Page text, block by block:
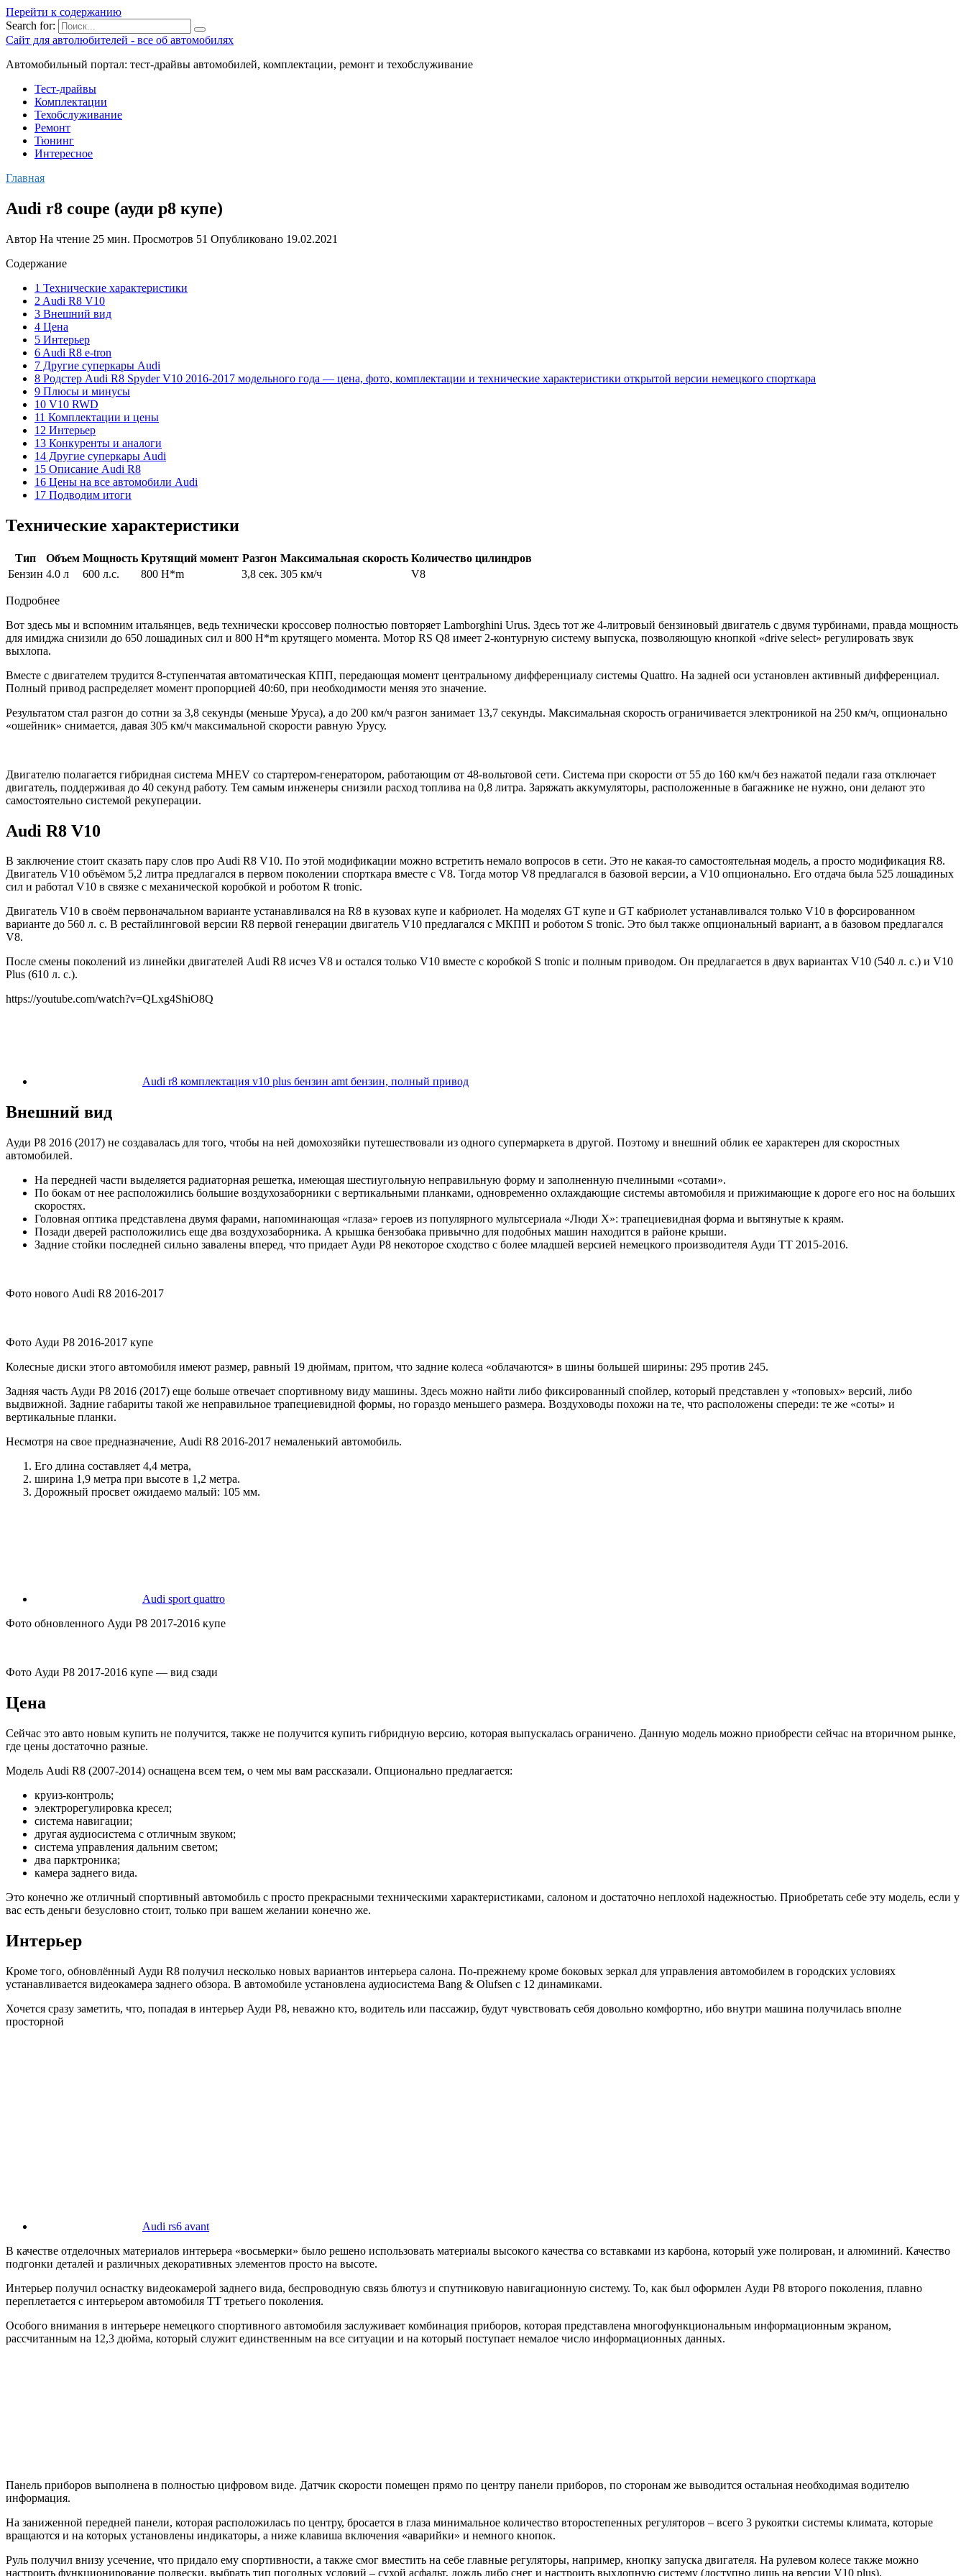
Перейти к содержанию
Search for:
Сайт для автолюбителей - все об автомобилях
Автомобильный портал: тест-драйвы автомобилей, комплектации, ремонт и техобслуживание
Тест-драйвы
Комплектации
Техобслуживание
Ремонт
Тюнинг
Интересное
Главная
Audi r8 coupe (ауди р8 купе)
Автор На чтение 25 мин. Просмотров 51 Опубликовано 19.02.2021
Содержание
1 Технические характеристики
2 Audi R8 V10
3 Внешний вид
4 Цена
5 Интерьер
6 Audi R8 e-tron
7 Другие суперкары Audi
8 Родстер Audi R8 Spyder V10 2016-2017 модельного года — цена, фото, комплектации и технические характеристики открытой версии немецкого спорткара
9 Плюсы и минусы
10 V10 RWD
11 Комплектации и цены
12 Интерьер
13 Конкуренты и аналоги
14 Другие суперкары Audi
15 Описание Audi R8
16 Цены на все автомобили Audi
17 Подводим итоги
Технические характеристики
Тип Объем Мощность Крутящий момент Разгон Максимальная скорость Количество цилиндров
Бензин 4.0 л 600 л.с. 800 H*m 3,8 сек. 305 км/ч V8
Подробнее
Вот здесь мы и вспомним итальянцев, ведь технически кроссовер полностью повторяет Lamborghini Urus. Здесь тот же 4-литровый бензиновый двигатель с двумя турбинами, правда мощность
для имиджа снизили до 650 лошадиных сил и 800 H*m крутящего момента. Мотор RS Q8 имеет 2-контурную систему выпуска, позволяющую кнопкой «drive select» регулировать звук
выхлопа.
Вместе с двигателем трудится 8-ступенчатая автоматическая КПП, передающая момент центральному дифференциалу системы Quattro. На задней оси установлен активный дифференциал.
Полный привод распределяет момент пропорцией 40:60, при необходимости меняя это значение.
Результатом стал разгон до сотни за 3,8 секунды (меньше Уруса), а до 200 км/ч разгон занимает 13,7 секунды. Максимальная скорость ограничивается электроникой на 250 км/ч, опционально
«ошейник» снимается, давая 305 км/ч максимальной скорости равную Урусу.
Двигателю полагается гибридная система MHEV со стартером-генератором, работающим от 48-вольтовой сети. Система при скорости от 55 до 160 км/ч без нажатой педали газа отключает
двигатель, поддерживая до 40 секунд работу. Тем самым инженеры снизили расход топлива на 0,8 литра. Заряжать аккумуляторы, расположенные в багажнике не нужно, они делают это
самостоятельно системой рекуперации.
Audi R8 V10
В заключение стоит сказать пару слов про Audi R8 V10. По этой модификации можно встретить немало вопросов в сети. Это не какая-то самостоятельная модель, а просто модификация R8.
Двигатель V10 объёмом 5,2 литра предлагался в первом поколении спорткара вместе с V8. Тогда мотор V8 предлагался в базовой версии, а V10 опционально. Его отдача была 525 лошадиных
сил и работал V10 в связке с механической коробкой и роботом R tronic.
Двигатель V10 в своём первоначальном варианте устанавливался на R8 в кузовах купе и кабриолет. На моделях GT купе и GT кабриолет устанавливался только V10 в форсированном
варианте до 560 л. с. В рестайлинговой версии R8 первой генерации двигатель V10 предлагался с МКПП и роботом S tronic. Это был также опциональный вариант, а в базовом предлагался
V8.
После смены поколений из линейки двигателей Audi R8 исчез V8 и остался только V10 вместе с коробкой S tronic и полным приводом. Он предлагается в двух вариантах V10 (540 л. с.) и V10
Plus (610 л. с.).
https://youtube.com/watch?v=QLxg4ShiO8Q
Audi r8 комплектация v10 plus бензин amt бензин, полный привод
Внешний вид
Ауди Р8 2016 (2017) не создавалась для того, чтобы на ней домохозяйки путешествовали из одного супермаркета в другой. Поэтому и внешний облик ее характерен для скоростных
автомобилей.
На передней части выделяется радиаторная решетка, имеющая шестиугольную неправильную форму и заполненную пчелиными «сотами».
По бокам от нее расположились большие воздухозаборники с вертикальными планками, одновременно охлаждающие системы автомобиля и прижимающие к дороге его нос на больших
скоростях.
Головная оптика представлена двумя фарами, напоминающая «глаза» героев из популярного мультсериала «Люди Х»: трапециевидная форма и вытянутые к краям.
Позади дверей расположились еще два воздухозаборника. А крышка бензобака привычно для подобных машин находится в районе крыши.
Задние стойки последней сильно завалены вперед, что придает Ауди Р8 некоторое сходство с более младшей версией немецкого производителя Ауди ТТ 2015-2016.
Фото нового Audi R8 2016-2017
Фото Ауди Р8 2016-2017 купе
Колесные диски этого автомобиля имеют размер, равный 19 дюймам, притом, что задние колеса «облачаются» в шины большей ширины: 295 против 245.
Задняя часть Ауди Р8 2016 (2017) еще больше отвечает спортивному виду машины. Здесь можно найти либо фиксированный спойлер, который представлен у «топовых» версий, либо
выдвижной. Задние габариты такой же неправильное трапециевидной формы, но гораздо меньшего размера. Воздуховоды похожи на те, что расположены спереди: те же «соты» и
вертикальные планки.
Несмотря на свое предназначение, Аudi R8 2016-2017 немаленький автомобиль.
Его длина составляет 4,4 метра,
ширина 1,9 метра при высоте в 1,2 метра.
Дорожный просвет ожидаемо малый: 105 мм.
Audi sport quattro
Фото обновленного Ауди Р8 2017-2016 купе
Фото Ауди Р8 2017-2016 купе — вид сзади
Цена
Сейчас это авто новым купить не получится, также не получится купить гибридную версию, которая выпускалась ограничено. Данную модель можно приобрести сейчас на вторичном рынке,
где цены достаточно разные.
Модель Audi R8 (2007-2014) оснащена всем тем, о чем мы вам рассказали. Опционально предлагается:
круиз-контроль;
электрорегулировка кресел;
система навигации;
другая аудиосистема с отличным звуком;
система управления дальним светом;
два парктроника;
камера заднего вида.
Это конечно же отличный спортивный автомобиль с просто прекрасными техническими характеристиками, салоном и достаточно неплохой надежностью. Приобретать себе эту модель, если у
вас есть деньги безусловно стоит, только при вашем желании конечно же.
Интерьер
Кроме того, обновлённый Ауди R8 получил несколько новых вариантов интерьера салона. По-прежнему кроме боковых зеркал для управления автомобилем в городских условиях
устанавливается видеокамера заднего обзора. В автомобиле установлена аудиосистема Bang & Olufsen с 12 динамиками.
Хочется сразу заметить, что, попадая в интерьер Ауди Р8, неважно кто, водитель или пассажир, будут чувствовать себя довольно комфортно, ибо внутри машина получилась вполне
просторной
Audi rs6 avant
В качестве отделочных материалов интерьера «восьмерки» было решено использовать материалы высокого качества со вставками из карбона, который уже полирован, и алюминий. Качество
подгонки деталей и различных декоративных элементов просто на высоте.
Интерьер получил оснастку видеокамерой заднего вида, беспроводную связь блютуз и спутниковую навигационную систему. То, как был оформлен Ауди Р8 второго поколения, плавно
переплетается с интерьером автомобиля ТТ третьего поколения.
Особого внимания в интерьере немецкого спортивного автомобиля заслуживает комбинация приборов, которая представлена многофункциональным информационным экраном,
рассчитанным на 12,3 дюйма, который служит единственным на все ситуации и на который поступает немалое число информационных данных.
Панель приборов выполнена в полностью цифровом виде. Датчик скорости помещен прямо по центру панели приборов, по сторонам же выводится остальная необходимая водителю
информация.
На заниженной передней панели, которая расположилась по центру, бросается в глаза минимальное количество второстепенных регуляторов – всего 3 рукоятки системы климата, которые
вращаются и на которых установлены индикаторы, а ниже клавиша включения «аварийки» и немного кнопок.
Руль получил внизу усечение, что придало ему спортивности, а также смог вместить на себе главные регуляторы, например, кнопку запуска двигателя. На рулевом колесе также можно
настроить функционирование подвески, выбрать тип погодных условий – сухой асфальт, дождь либо снег и настроить выхлопную систему (доступно лишь на версии V10 plus).